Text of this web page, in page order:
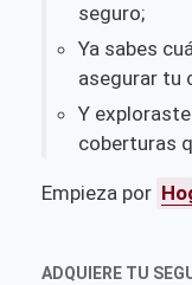
seguro;
Ya sabes
asegurar tu
Y
coberturas
Empieza por
ADQUIERE TU